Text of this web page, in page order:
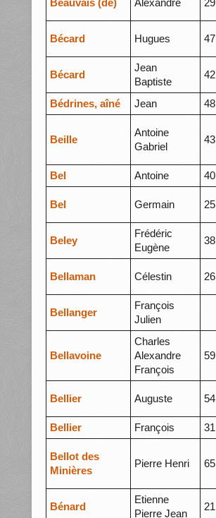
Beauvais (de) Alexandre 29
Bécard Hugues 47
Bécard
Jean
Baptiste
42
Bédrines, aîné
Jean 48
Beille
Antoine
Gabriel
43
Bel
Antoine 40
Bel Germain 25
Beley
Frédéric
Eugène
38
Bellaman Célestin 26
Bellanger
François
Julien
Bellavoine
Charles
Alexandre
François
59
Bellier Auguste 54
Bellier François 31
Bellot des
Minières
Pierre Henri 65
Bénard
Etienne
Pierre Jean
21